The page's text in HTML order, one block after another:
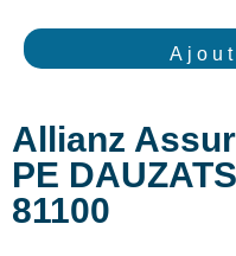
Allianz
PE
81100